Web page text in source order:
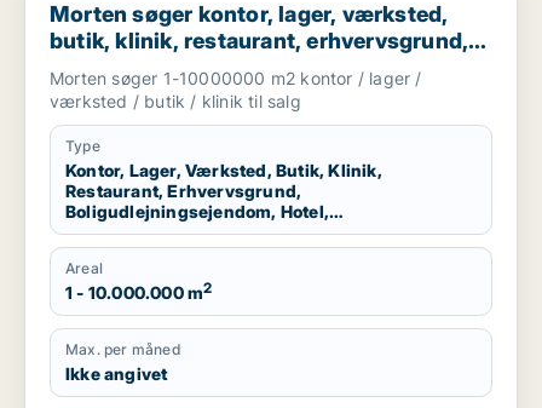
Morten søger kontor, lager, værksted,
butik, klinik, restaurant, erhvervsgrund,
boligudlejningsejendom, hotel eller
produktionslokaler til salg i Region
Nordjylland
Morten søger 1-10000000 m2 kontor / lager /
værksted / butik / klinik til salg
Type
Kontor, Lager, Værksted, Butik, Klinik,
Restaurant, Erhvervsgrund,
Boligudlejningsejendom, Hotel,
Produktionslokaler
Areal
1 - 10.000.000 m2
Max. per måned
Ikke angivet